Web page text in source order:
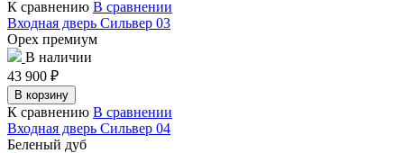
К сравнению В сравнении
Входная дверь Сильвер 03
Орех премиум
В наличии
43 900 ₽
В корзину
К сравнению В сравнении
Входная дверь Сильвер 04
Беленый дуб